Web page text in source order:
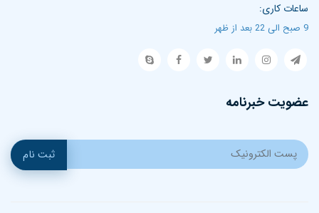
ساعات کاری:
9 صبح الی 22 بعد از ظهر
عضویت خبرنامه
ثبت نام